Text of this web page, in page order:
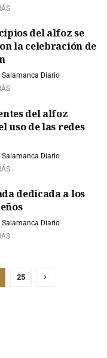
del alfoz se
la celebración de
Salamanca Diario
del alfoz
uso de las redes
Salamanca Diario
dedicada a los
Salamanca Diario
25